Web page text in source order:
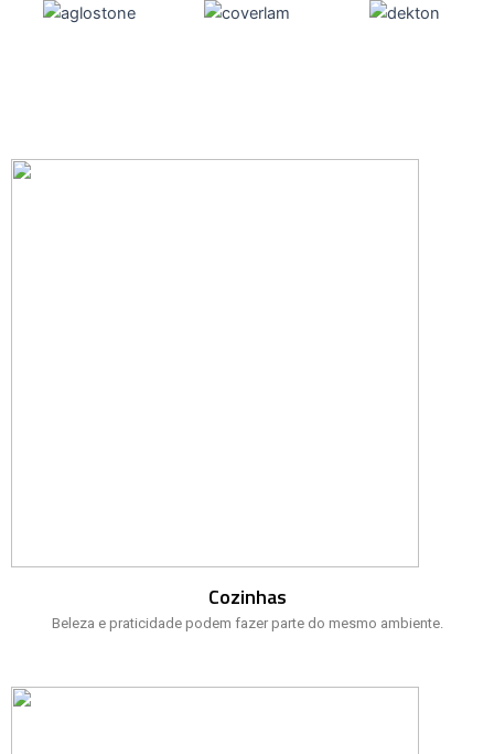
Cozinhas
Beleza e praticidade podem fazer parte do mesmo ambiente.